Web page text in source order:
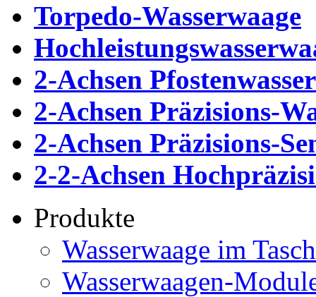
Torpedo-Wasserwaage
2-Achsen
2-Achsen Präzisions-
2-Achsen Präzisions-
2-2-Achsen
Produkte
Wasserwaage im
Wasserwaagen-